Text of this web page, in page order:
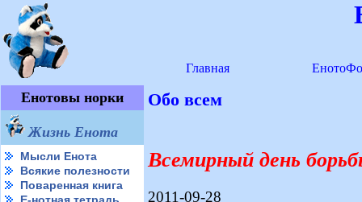
Главная
Енотовы норки
Жизнь Енота
Мысли Енота
Всякие полезности
Поваренная книга
Обо всем
Всемирный день
2011-09-28